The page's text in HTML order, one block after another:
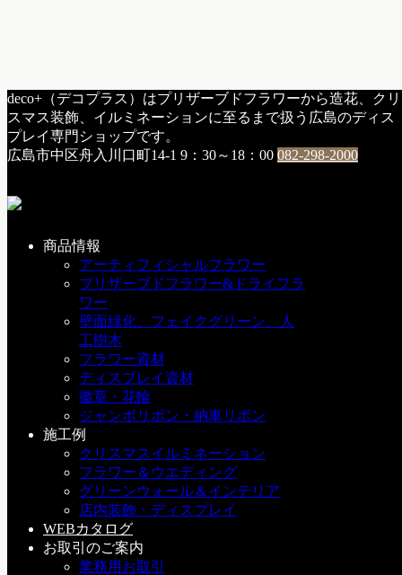
deco+（デコプラス）はプリザーブドフラワーから造花、クリ
スマス装飾、イルミネーションに至るまで扱う広島のディス
プレイ専門ショップです。
広島市中区舟入川口町14-1 9：30～18：00 082-298-2000
商品情報
アーティフィシャルフラワー
プリザーブドフラワー&ドライフラ
ワー
壁面緑化、フェイクグリーン、人
工樹木
フラワー資材
ディスプレイ資材
徽章・花輪
ジャンボリボン・納車リボン
施工例
クリスマスイルミネーション
フラワー＆ウエディング
グリーンウォール＆インテリア
店内装飾・ディスプレイ
WEBカタログ
お取引のご案内
業務用お取引
HOME
a：お知らせ
年末年始の休業案内
下記の期間を休業日とさせて頂きますので、お知らせいたし
何卒、今後ともよろしくお願い申し上げます。
休業日・・・平成25年12月29日(日) 〜 平成25年1月5日
a：お知らせ
三戸 益徳
デコプラス代表。